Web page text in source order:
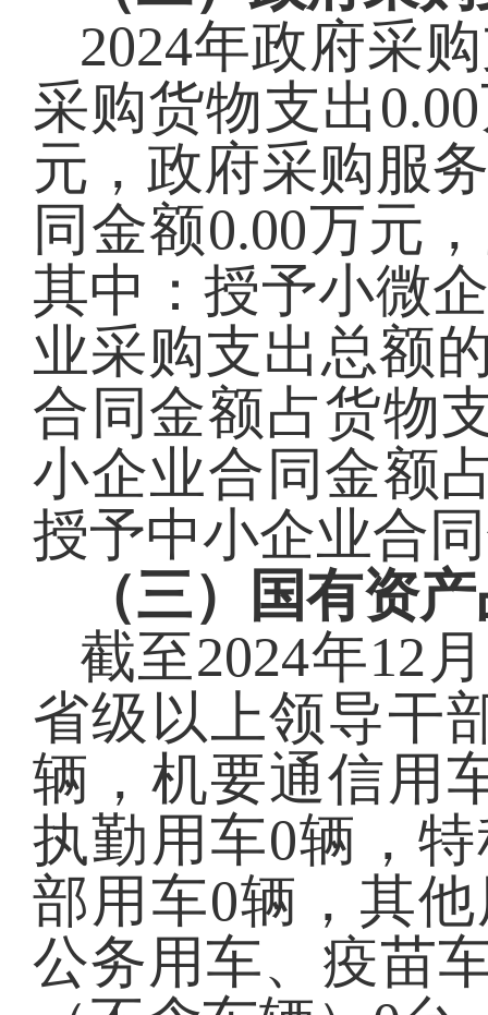
2024年政府采
采购货物支出0.00
元，政府采购服
同金额0.00万元
其中：授予小微
业采购支出总额
合同金额占货物
小企业合同金额
授予中小企业合
（三）国有资
截至2024年12
省级以上领导干
辆，机要通信用
执勤用车0辆 ，
部用车0辆 ， 其
公务用车、疫苗